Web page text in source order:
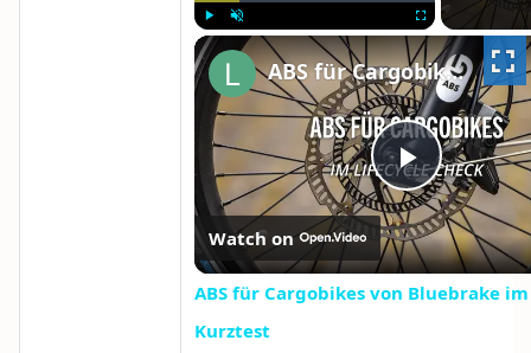
PLAY UNMUTE FULLSCREEN
PLAY
VIDEO
ABS für Cargobikes von Bluebrake im lifeCYCLE Kurztest
Watch on
ABS für Cargobikes von Bluebrake im
Kurztest